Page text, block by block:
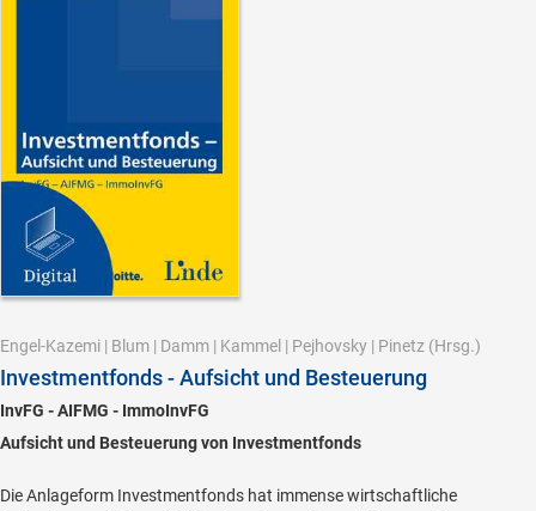
Engel-Kazemi | Blum | Damm | Kammel | Pejhovsky | Pinetz (Hrsg.)
Investmentfonds - Aufsicht und Besteuerung
InvFG - AIFMG - ImmoInvFG
Aufsicht und Besteuerung von Investmentfonds
Die Anlageform Investmentfonds hat immense wirtschaftliche